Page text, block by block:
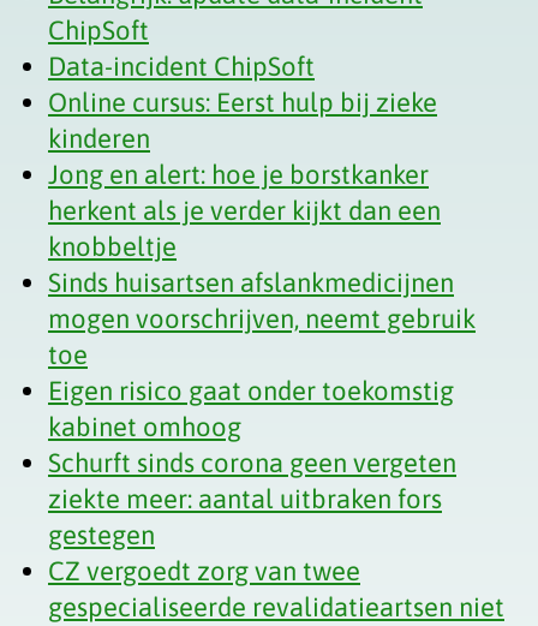
ChipSoft
Data-incident ChipSoft
Online cursus: Eerst hulp bij zieke
kinderen
Jong en alert: hoe je borstkanker
herkent als je verder kijkt dan een
knobbeltje
Sinds huisartsen afslankmedicijnen
mogen voorschrijven, neemt gebruik
toe
Eigen risico gaat onder toekomstig
kabinet omhoog
Schurft sinds corona geen vergeten
ziekte meer: aantal uitbraken fors
gestegen
CZ vergoedt zorg van twee
gespecialiseerde revalidatieartsen niet